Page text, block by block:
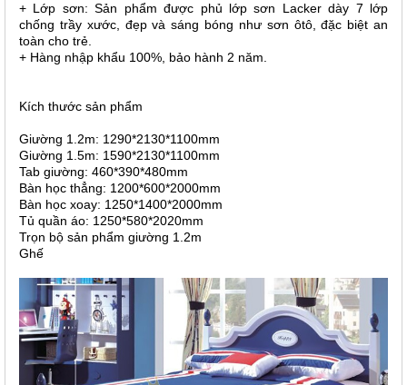
+ Lớp sơn: Sản phẩm được phủ lớp sơn Lacker dày 7 lớp
chống trầy xước, đẹp và sáng bóng như sơn ôtô, đặc biệt an
toàn cho trẻ.
+ Hàng nhập khẩu 100%, bảo hành 2 năm.
Kích thước sản phẩm
Giường 1.2m: 1290*2130*1100mm
Giường 1.5m: 1590*2130*1100mm
Tab giường: 460*390*480mm
Bàn học thẳng: 1200*600*2000mm
Bàn học xoay: 1250*1400*2000mm
Tủ quần áo: 1250*580*2020mm
Trọn bộ sản phẩm giường 1.2m
Ghế